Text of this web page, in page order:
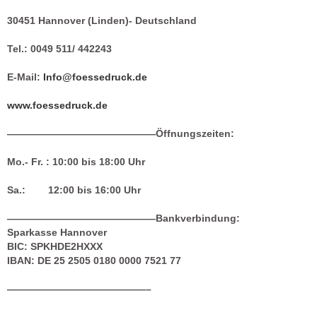
30451 Hannover (Linden)- Deutschland
Tel.: 0049 511/ 442243
E-Mail: Info@foessedruck.de
www.foessedruck.de
———————————————Öffnungszeiten:
Mo.- Fr. : 10:00 bis 18:00 Uhr
Sa.: 12:00 bis 16:00 Uhr
———————————————Bankverbindung:
Sparkasse Hannover
BIC: SPKHDE2HXXX
IBAN: DE 25 2505 0180 0000 7521 77
——————————————–